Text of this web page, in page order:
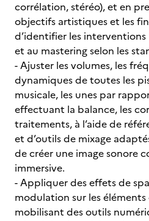
corrélation, stéréo), et en
objectifs artistiques et les
d’identifier les interventions
et au mastering selon les
- Ajuster les volumes, les
dynamiques de toutes les
musicale, les unes par
effectuant la balance, les
traitements, à l’aide de
et d’outils de mixage
de créer une image sonore
immersive.
- Appliquer des effets de
modulation sur les éléments
mobilisant des outils